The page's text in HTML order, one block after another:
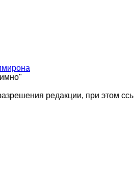
редакции, при этом